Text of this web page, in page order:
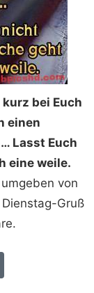
bei Euch
einen
Lasst Euch
eine weile.
von
Gruß